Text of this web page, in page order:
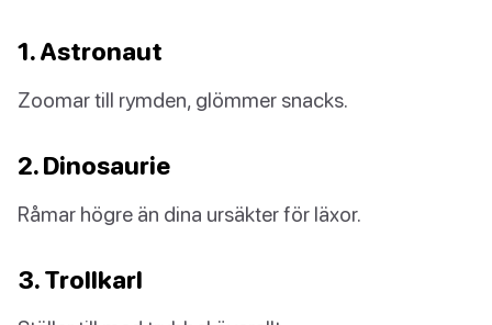
1. Astronaut
Zoomar till rymden, glömmer snacks.
2. Dinosaurie
Råmar högre än dina ursäkter för läxor.
3. Trollkarl